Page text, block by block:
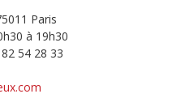
Paris
à 19h30
54 28 33